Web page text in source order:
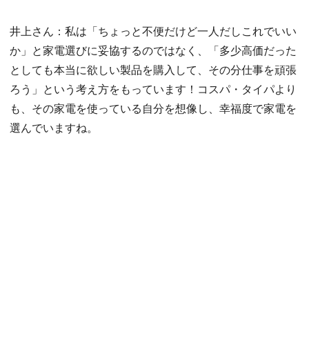
井上さん：私は「ちょっと不便だけど一人だしこれでいい
か」と家電選びに妥協するのではなく、「多少高価だった
としても本当に欲しい製品を購入して、その分仕事を頑張
ろう」という考え方をもっています！コスパ・タイパより
も、その家電を使っている自分を想像し、幸福度で家電を
選んでいますね。